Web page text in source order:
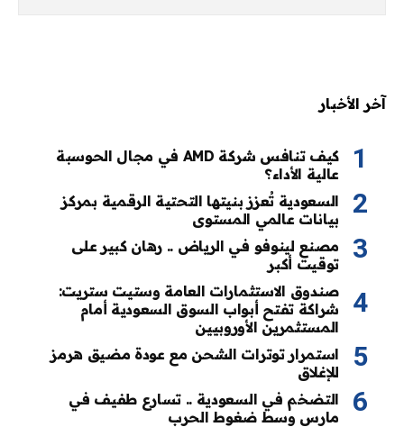
آخر الأخبار
كيف تنافس شركة AMD في مجال الحوسبة
عالية الأداء؟
السعودية تُعزز بنيتها التحتية الرقمية بمركز
بيانات عالمي المستوى
مصنع لينوفو في الرياض .. رهان كبير على
توقيت أكبر
صندوق الاستثمارات العامة وستيت ستريت:
شراكة تفتح أبواب السوق السعودية أمام
المستثمرين الأوروبيين
استمرار توترات الشحن مع عودة مضيق هرمز
للإغلاق
التضخم في السعودية .. تسارع طفيف في
مارس وسط ضغوط الحرب